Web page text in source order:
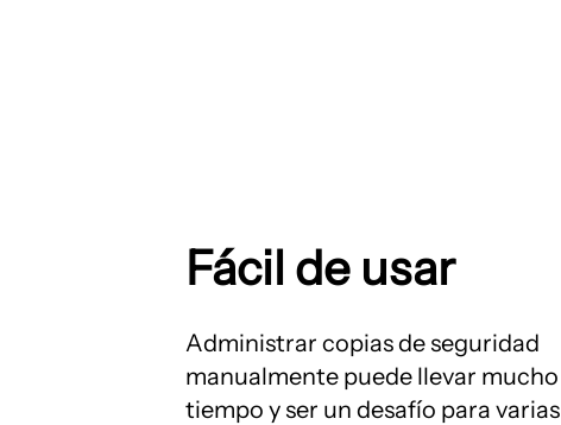
Fácil de usar
Administrar copias de seguridad
manualmente puede llevar mucho
tiempo y ser un desafío para varias